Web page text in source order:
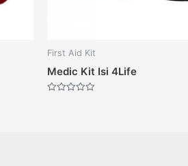
First Aid Kit
Medic Kit Isi 4Life